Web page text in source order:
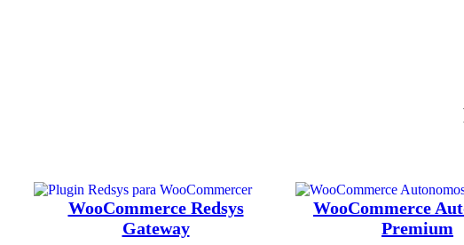
WooCommerce Redsys
Gateway
WooCommerce
Premium